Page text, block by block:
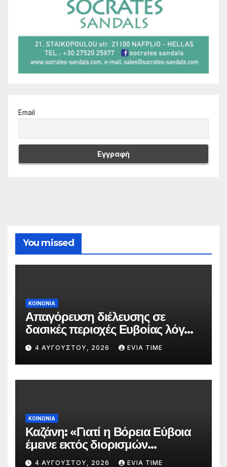
Email
You missed
ΚΟΙΝΩΝΙΑ
Απαγόρευση διέλευσης σε
δασικές περιοχές Ευβοίας λόγω
πολύ υψηλού κινδύνου
πυρκαγιάς
4 ΑΥΓΟΎΣΤΟΥ, 2026 EVIA TIME
ΚΟΙΝΩΝΙΑ
Καζάνη: «Γιατί η Βόρεια Εύβοια
έμεινε εκτός διορισμών
δασκάλων;»
4 ΑΥΓΟΎΣΤΟΥ, 2026 EVIA TIME